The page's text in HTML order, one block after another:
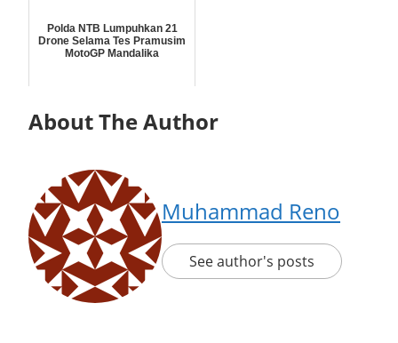
Polda NTB Lumpuhkan 21
Drone Selama Tes Pramusim
MotoGP Mandalika
About The Author
Muhammad Reno
See author's posts